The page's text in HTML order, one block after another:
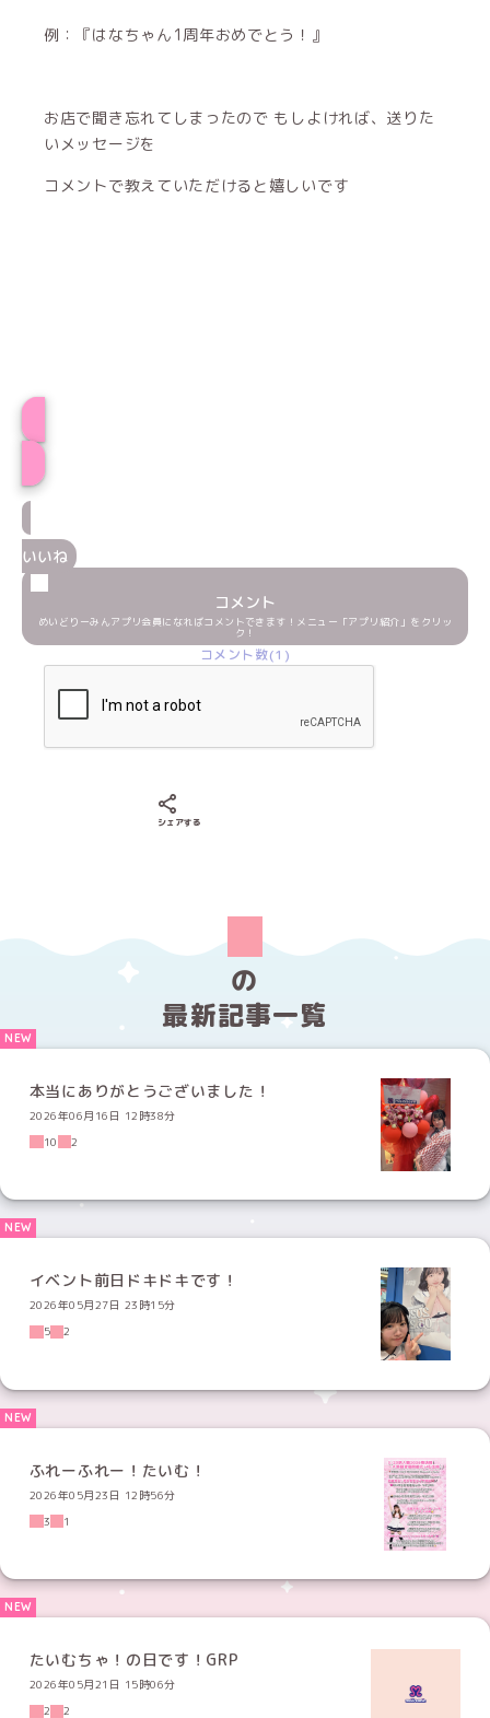
例：『はなちゃん1周年おめでとう！』
お店で聞き忘れてしまったので もしよければ、送りた
いメッセージを
コメントで教えていただけると嬉しいです
いいね
コメント
めいどりーみんアプリ会員になればコメントできます！メニュー「アプリ紹介」をクリッ
ク！
コメント数(1)
シェアする
の
最新記事一覧
本当にありがとうございました！
2026年06月16日 12時38分
10
2
イベント前日ドキドキです！
2026年05月27日 23時15分
5
2
ふれーふれー！たいむ！
2026年05月23日 12時56分
3
1
たいむちゃ！の日です！GRP
2026年05月21日 15時06分
2
2